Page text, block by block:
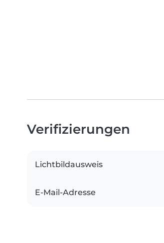
Verifizierungen
Lichtbildausweis
E-Mail-Adresse